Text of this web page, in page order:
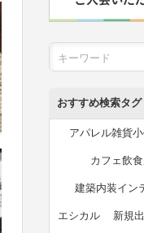
おすすめ検索タグ
アパレル雑貨
カフェ飲
建築内装イン
エシカル 新規